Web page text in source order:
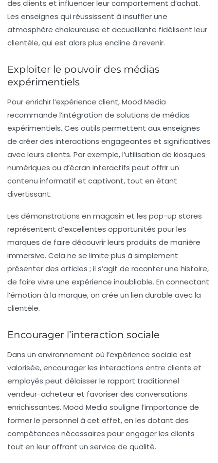
des clients et influencer leur comportement d’achat.
Les enseignes qui réussissent à insuffler une
atmosphère chaleureuse et accueillante fidélisent leur
clientèle, qui est alors plus encline à revenir.
Exploiter le pouvoir des médias
expérimentiels
Pour enrichir l’expérience client, Mood Media
recommande l’intégration de solutions de médias
expérimentiels. Ces outils permettent aux enseignes
de créer des interactions engageantes et significatives
avec leurs clients. Par exemple, l’utilisation de kiosques
numériques ou d’écran interactifs peut offrir un
contenu informatif et captivant, tout en étant
divertissant.
Les démonstrations en magasin et les pop-up stores
représentent d’excellentes opportunités pour les
marques de faire découvrir leurs produits de manière
immersive. Cela ne se limite plus à simplement
présenter des articles ; il s’agit de raconter une histoire,
de faire vivre une expérience inoubliable. En connectant
l’émotion à la marque, on crée un lien durable avec la
clientèle.
Encourager l’interaction sociale
Dans un environnement où l’expérience sociale est
valorisée, encourager les interactions entre clients et
employés peut délaisser le rapport traditionnel
vendeur-acheteur et favoriser des conversations
enrichissantes. Mood Media souligne l’importance de
former le personnel à cet effet, en les dotant des
compétences nécessaires pour engager les clients
tout en leur offrant un service de qualité.